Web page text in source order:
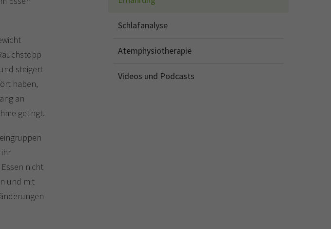
steigert
haben,
an
gelingt.
nicht
und mit
Schlafanalyse
Atemphysiotherapie
Videos und Podcasts